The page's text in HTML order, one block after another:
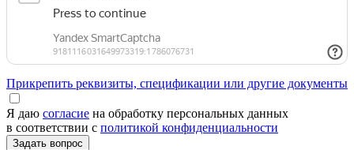
Прикрепить реквизиты, спецификации или другие документы
Я даю согласие на обработку персональных данных
в соответствии с политикой конфиденциальности